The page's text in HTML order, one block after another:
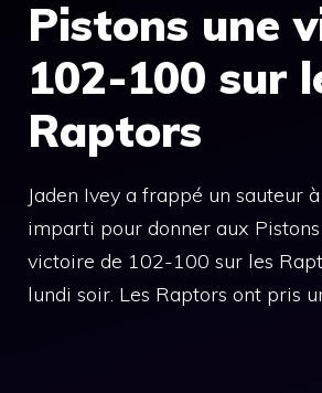
Pistons une
102-100 sur
Raptors
Jaden Ivey a frappé un sauteur
imparti pour donner aux
victoire de 102-100 sur les
lundi soir. Les Raptors ont pris